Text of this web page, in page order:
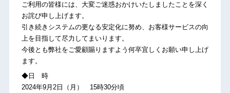
ご利用の皆様には、大変ご迷惑おかけいたしましたことを深く
お詫び申し上げます。
引き続きシステムの更なる安定化に努め、お客様サービスの向
上を目指して尽力してまいります。
今後とも弊社をご愛顧賜りますよう何卒宜しくお願い申し上げ
ます。
◆日 時
2024年9月2日（月） 15時30分頃